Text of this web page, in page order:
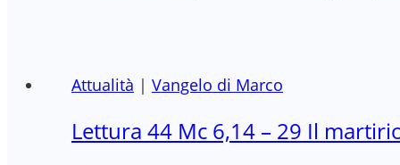
Attualità | Vangelo di Marco
Lettura 44 Mc 6,14 – 29 Il